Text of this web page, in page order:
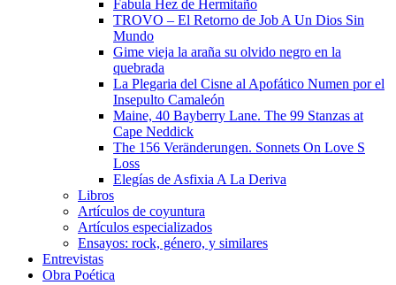
Fabula Hez de Hermitaño
TROVO – El Retorno de Job A Un Dios Sin
Mundo
Gime vieja la araña su olvido negro en la
quebrada
La Plegaria del Cisne al Apofático Numen por el
Insepulto Camaleón
Maine, 40 Bayberry Lane. The 99 Stanzas at
Cape Neddick
The 156 Veränderungen. Sonnets On Love S
Loss
Elegías de Asfixia A La Deriva
Libros
Artículos de coyuntura
Artículos especializados
Ensayos: rock, género, y similares
Entrevistas
Obra Poética